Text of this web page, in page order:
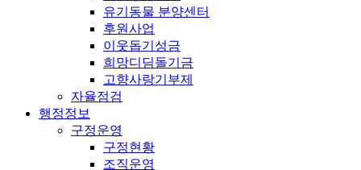
유기동물 분양센터
후원사업
이웃돕기성금
희망디딤돌기금
고향사랑기부제
자율점검
행정정보
구정운영
구정현황
조직운영